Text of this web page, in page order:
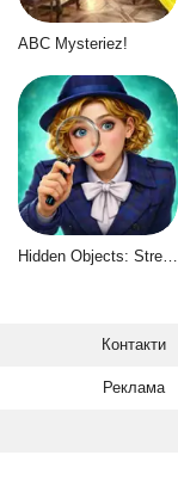
ABC Mysteriez!
Контакти
Реклама